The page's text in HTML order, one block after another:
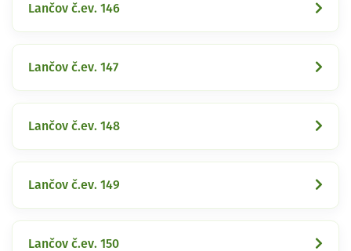
Lančov č.ev. 146
Lančov č.ev. 147
Lančov č.ev. 148
Lančov č.ev. 149
Lančov č.ev. 150